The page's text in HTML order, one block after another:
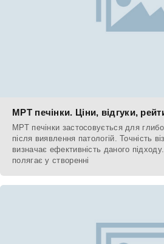
МРТ печінки. Ціни, відгуки,
МРТ печінки застосовується для
після виявлення патологій. Точність
визначає ефективність даного
полягає у створенні